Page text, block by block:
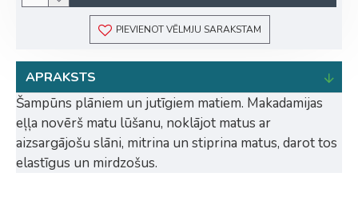
PIEVIENOT VĒLMJU SARAKSTAM
APRAKSTS
Šampūns plāniem un jutīgiem matiem. Makadamijas
eļļa novērš matu lūšanu, noklājot matus ar
aizsargājošu slāni, mitrina un stiprina matus, darot tos
elastīgus un mirdzošus.